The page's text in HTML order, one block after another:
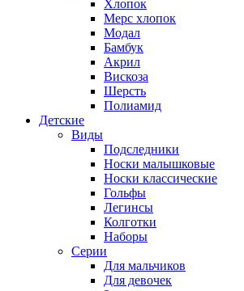
Хлопок
Мерс хлопок
Модал
Бамбук
Акрил
Вискоза
Шерсть
Полиамид
Детские
Виды
Подследники
Носки малышковые
Носки классические
Гольфы
Легинсы
Колготки
Наборы
Серии
Для мальчиков
Для девочек